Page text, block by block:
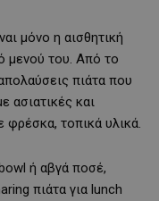
μόνο η αισθητική
μενού του. Από το
πιάτα που
ασιατικές και
φρέσκα, τοπικά υλικά.
ή αβγά ποσέ,
πιάτα για lunch